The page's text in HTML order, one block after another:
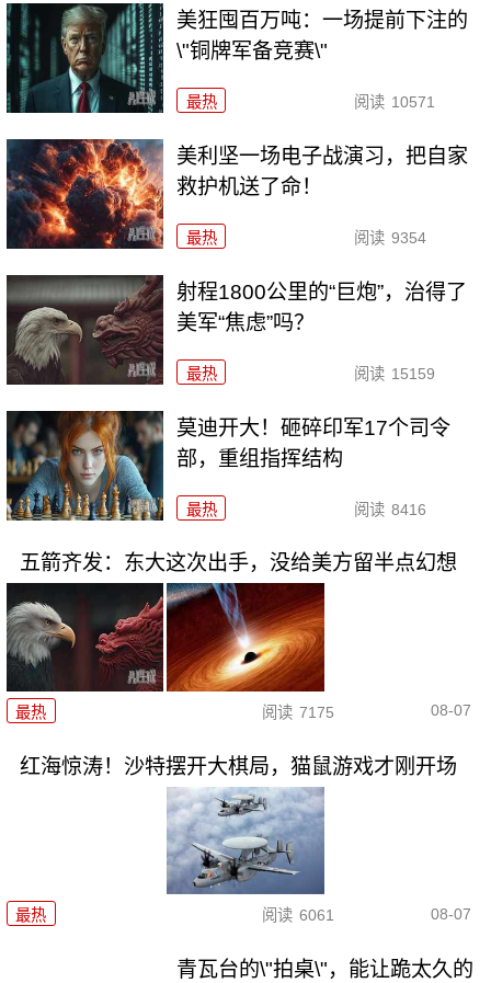
美狂囤百万吨：一场提前下注的
\"铜牌军备竞赛\"
最热 阅读 10571
美利坚一场电子战演习，把自家
救护机送了命！
最热 阅读 9354
射程1800公里的“巨炮”，治得了
美军“焦虑”吗？
最热 阅读 15159
莫迪开大！砸碎印军17个司令
部，重组指挥结构
最热 阅读 8416
五箭齐发：东大这次出手，没给美方留半点幻想
最热 阅读 7175 08-07
红海惊涛！沙特摆开大棋局，猫鼠游戏才刚开场
最热 阅读 6061 08-07
青瓦台的\"拍桌\"，能让跪太久的